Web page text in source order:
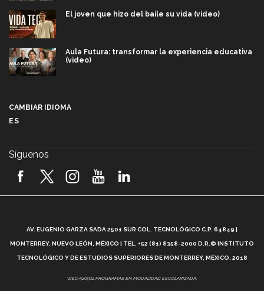
El joven que hizo del baile su vida (video)
Aula Futura: transformar la experiencia educativa
(video)
2026! (video)
¿Cómo es el Modelo Educativo Tec? (video)
Vida Tec: Feminismo e Inteligencia Artificial, Paola
CAMBIAR IDIOMA
ES
Síguenos
AV. EUGENIO GARZA SADA 2501 SUR COL. TECNOLÓGICO C.P. 64849 |
MONTERREY, NUEVO LEÓN, MÉXICO | TEL. +52 (81) 8358-2000 D.R.© INSTITUTO
TECNOLÓGICO Y DE ESTUDIOS SUPERIORES DE MONTERREY, MÉXICO. 2018
*DEC-520912 PROGRAMAS EN MODALIDAD ESCOLARIZADA.